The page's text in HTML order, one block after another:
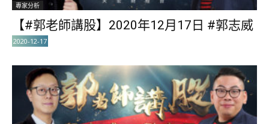
專家分析
【#郭老師講股】2020年12月17日 #郭志威
2020-12-17